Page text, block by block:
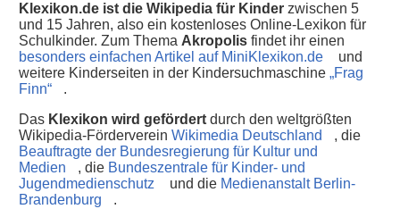
Klexikon.de ist die Wikipedia für Kinder zwischen 5
und 15 Jahren, also ein kostenloses Online-Lexikon für
Schulkinder. Zum Thema Akropolis findet ihr einen
besonders einfachen Artikel auf MiniKlexikon.de
und
weitere Kinderseiten in der Kindersuchmaschine „Frag
Finn“
.
Das Klexikon wird gefördert durch den weltgrößten
Wikipedia-Förderverein Wikimedia Deutschland
, die
Beauftragte der Bundesregierung für Kultur und
Medien
, die Bundeszentrale für Kinder- und
Jugendmedienschutz
und die Medienanstalt Berlin-
Brandenburg
.